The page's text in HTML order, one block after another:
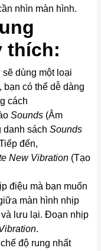
nhìn màn hình.
thích:
dùng một loại
bạn có thể dễ dàng
cách
Sounds(Âm
danh sách Sounds
đến,
New Vibration(Tạo
điệu mà bạn muốn
màn hình nhịp
lưu lại. Đoạn nhịp
.
độ rung nhất